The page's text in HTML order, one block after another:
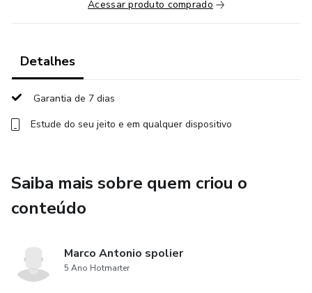
🔹 Módulo 1 – Fundamentos do Canto
apoio, contra-apoio e afinação. Sem essa base, não há
evolução. Você vai entender como preparar seu corpo e sua
voz para cantar de forma eficiente.
🔹 Módulo 2 – Técnicas para Cantar Sertanejo
usados no sertanejo, como:
Voz Mista
Voz de Cabeça
Voz de Peito
Acessar produto comprado
Detalhes
Garantia de 7 dias
Estude do seu jeito e em qualquer dispositivo
Saiba mais sobre quem criou o
conteúdo
Marco Antonio spolier
5 Ano Hotmarter